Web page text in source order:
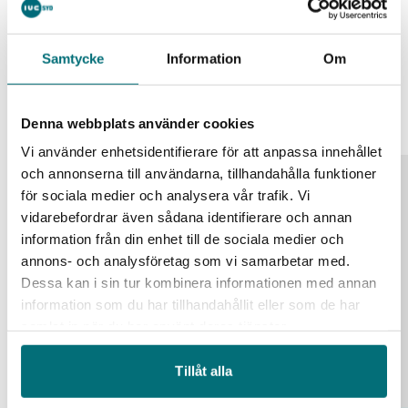
Samtycke Information Om
Denna webbplats använder cookies
Vi använder enhetsidentifierare för att anpassa innehållet
och annonserna till användarna, tillhandahålla funktioner
för sociala medier och analysera vår trafik. Vi
vidarebefordrar även sådana identifierare och annan
information från din enhet till de sociala medier och
annons- och analysföretag som vi samarbetar med.
Dessa kan i sin tur kombinera informationen med annan
information som du har tillhandahållit eller som de har
Tillåt alla
Liknande event
25
aug